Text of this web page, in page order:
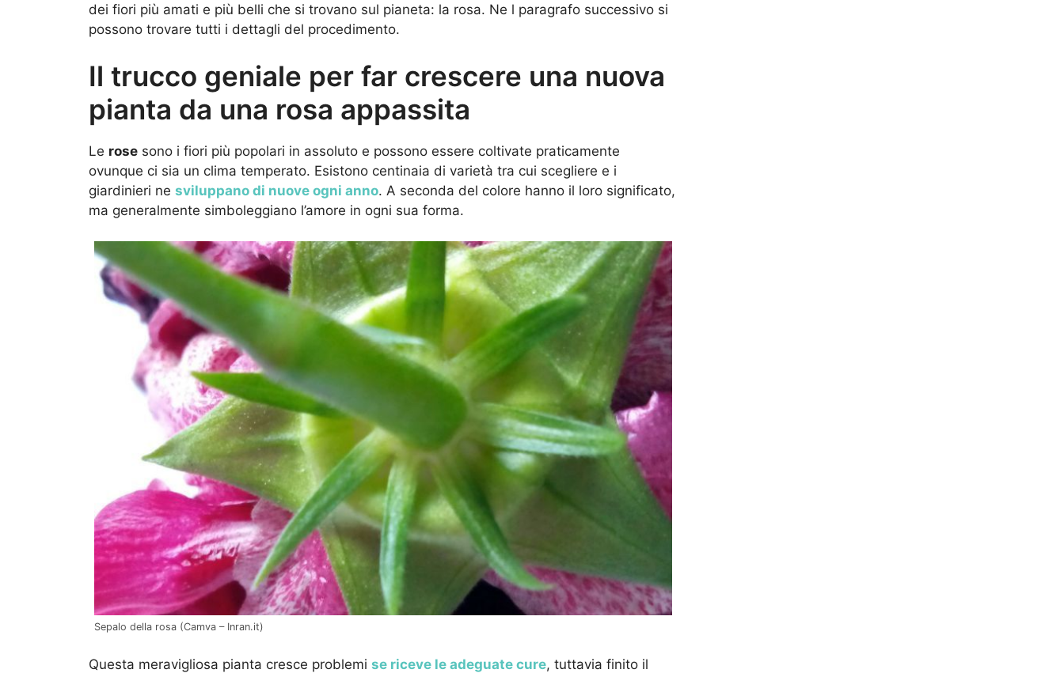
dei fiori più amati e più belli che si trovano sul pianeta: la rosa. Ne l paragrafo successivo si
possono trovare tutti i dettagli del procedimento.
Il trucco geniale per far crescere una nuova
pianta da una rosa appassita
Le rose sono i fiori più popolari in assoluto e possono essere coltivate praticamente
ovunque ci sia un clima temperato. Esistono centinaia di varietà tra cui scegliere e i
giardinieri ne sviluppano di nuove ogni anno. A seconda del colore hanno il loro significato,
ma generalmente simboleggiano l’amore in ogni sua forma.
Sepalo della rosa (Camva – Inran.it)
Questa meravigliosa pianta cresce problemi se riceve le adeguate cure, tuttavia finito il